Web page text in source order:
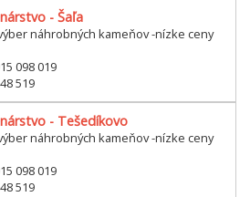
- Šaľa
náhrobných kameňov -nízke ceny
098 019
519
- Tešedíkovo
náhrobných kameňov -nízke ceny
098 019
519